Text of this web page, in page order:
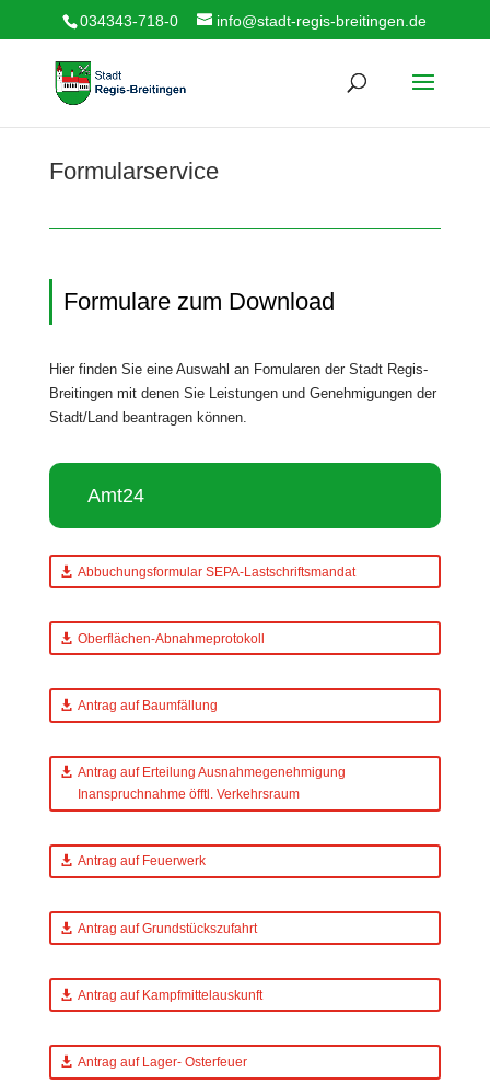
034343-718-0 info@stadt-regis-breitingen.de
Formularservice
Formulare zum Download
Hier finden Sie eine Auswahl an Fomularen der Stadt Regis-
Breitingen mit denen Sie Leistungen und Genehmigungen der
Stadt/Land beantragen können.
Amt24
Abbuchungsformular SEPA-Lastschriftsmandat
Oberflächen-Abnahmeprotokoll
Antrag auf Baumfällung
Antrag auf Erteilung Ausnahmegenehmigung
Inanspruchnahme öfftl. Verkehrsraum
Antrag auf Feuerwerk
Antrag auf Grundstückszufahrt
Antrag auf Kampfmittelauskunft
Antrag auf Lager- Osterfeuer